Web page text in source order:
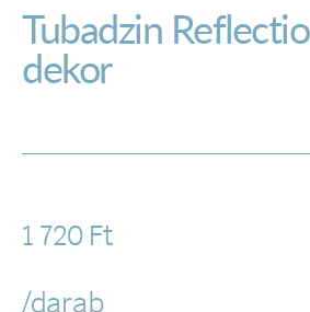
Tubadzin
dekor
1 720 Ft
/darab